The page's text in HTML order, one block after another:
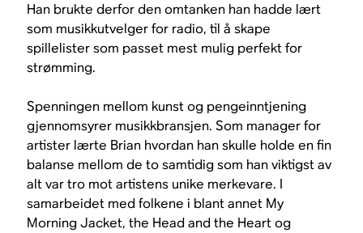
Han brukte derfor den omtanken han hadde lært
som musikkutvelger for radio, til å skape
spillelister som passet mest mulig perfekt for
strømming.
Spenningen mellom kunst og pengeinntjening
gjennomsyrer musikkbransjen. Som manager for
artister lærte Brian hvordan han skulle holde en fin
balanse mellom de to samtidig som han viktigst av
alt var tro mot artistens unike merkevare. I
samarbeidet med folkene i blant annet My
Morning Jacket, the Head and the Heart og